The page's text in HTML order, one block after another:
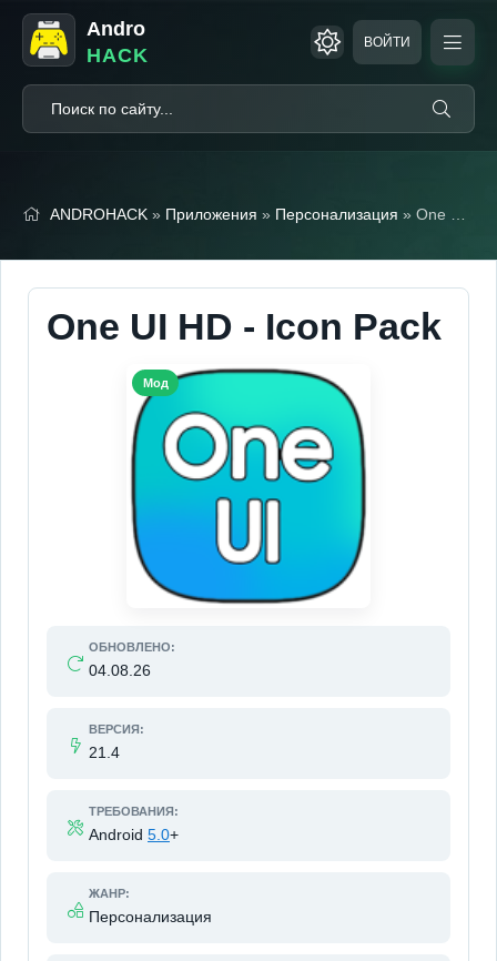
Andro
HACK
ВОЙТИ
ANDROHACK » Приложения » Персонализация » One UI HD - Icon Pack
One UI HD - Icon Pack
ОБНОВЛЕНО:
04.08.26
ВЕРСИЯ:
21.4
ТРЕБОВАНИЯ:
Android 5.0+
ЖАНР:
Персонализация
Мод